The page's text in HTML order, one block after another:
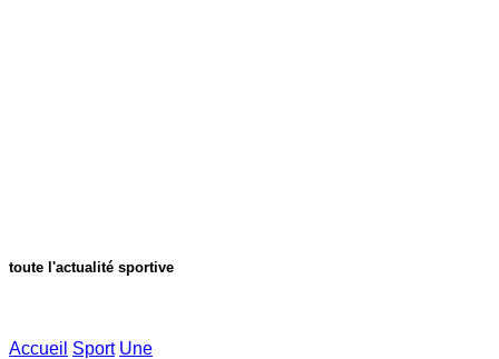
toute l'actualité sportive
Accueil Sport Une